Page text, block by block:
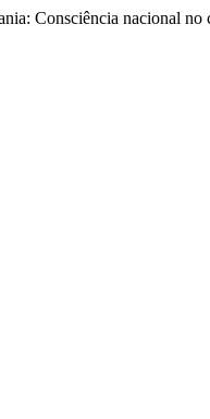
Consciência nacional